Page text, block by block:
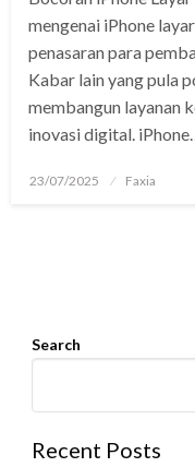
mengenai iPhone
penasaran para
Kabar lain yang pula
membangun layanan
inovasi digital. iPhone…
Posted
23/07/2025 Faxia
Search
Recent Posts